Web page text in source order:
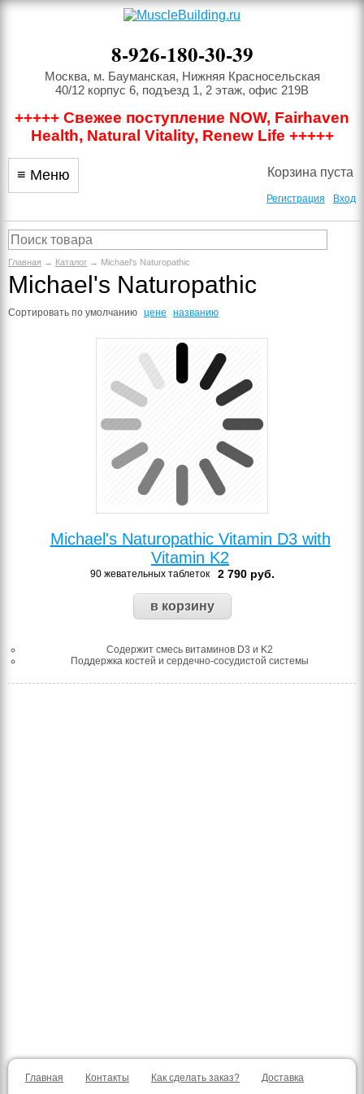
8-926-180-30-39
Москва, м. Бауманская, Нижняя Красносельская
40/12 корпус 6, подъезд 1, 2 этаж, офис 219В
+++++ Свежее поступление NOW, Fairhaven
Health, Natural Vitality, Renew Life +++++
≡ Меню Корзина пуста
Регистрация Вход
Главная → Каталог → Michael's Naturopathic
Michael's Naturopathic
Сортировать по умолчанию цене названию
Michael's Naturopathic Vitamin D3 with
Vitamin K2
90 жевательных таблеток 2 790 руб.
Содержит смесь витаминов D3 и K2
Поддержка костей и сердечно-сосудистой системы
Главная Контакты Как сделать заказ? Доставка